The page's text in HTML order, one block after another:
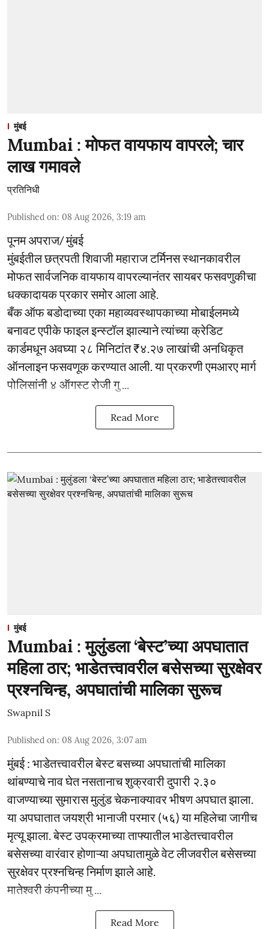
मुंबई
Mumbai : मोफत वायफाय वापरले; चार
लाख गमावले
प्रतिनिधी
Published on: 08 Aug 2026, 3:19 am
पूनम अपराज/ मुंबई
मुंबईतील छत्रपती शिवाजी महाराज टर्मिनस स्थानकावरील
मोफत सार्वजनिक वायफाय वापरल्यानंतर सायबर फसवणुकीचा
धक्कादायक प्रकार समोर आला आहे.
बँक ऑफ बडोदाच्या एका महाव्यवस्थापकाच्या मोबाईलमध्ये
बनावट एपीके फाइल इन्स्टॉल झाल्याने त्यांच्या क्रेडिट
कार्डमधून अवघ्या २८ मिनिटांत ₹४.२७ लाखांची अनधिकृत
ऑनलाइन फसवणूक करण्यात आली. या प्रकरणी एमआरए मार्ग
पोलिसांनी ४ ऑगस्ट रोजी गु ...
Read More
मुंबई
Mumbai : मुलुंडला ‘बेस्ट’च्या अपघातात
महिला ठार; भाडेतत्त्वावरील बसेसच्या सुरक्षेवर
प्रश्नचिन्ह, अपघातांची मालिका सुरूच
Swapnil S
Published on: 08 Aug 2026, 3:07 am
मुंबई : भाडेतत्त्वावरील बेस्ट बसच्या अपघातांची मालिका
थांबण्याचे नाव घेत नसतानाच शुक्रवारी दुपारी २.३०
वाजण्याच्या सुमारास मुलुंड चेकनाक्यावर भीषण अपघात झाला.
या अपघातात जयश्री भानाजी परमार (५६) या महिलेचा जागीच
मृत्यू झाला. बेस्ट उपक्रमाच्या ताफ्यातील भाडेतत्त्वावरील
बसेसच्या वारंवार होणाऱ्या अपघातामुळे वेट लीजवरील बसेसच्या
सुरक्षेवर प्रश्नचिन्ह निर्माण झाले आहे.
मातेश्वरी कंपनीच्या मु ...
Read More